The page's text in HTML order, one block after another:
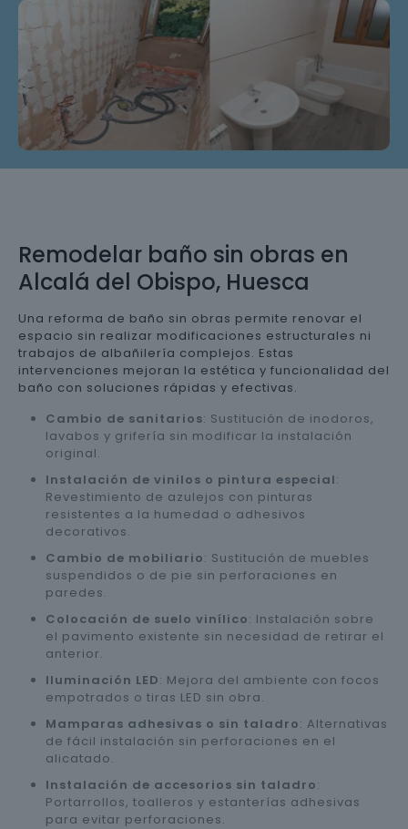
Remodelar baño sin obras en
Alcalá del Obispo, Huesca
Una reforma de baño sin obras permite renovar el
espacio sin realizar modificaciones estructurales ni
trabajos de albañilería complejos. Estas
intervenciones mejoran la estética y funcionalidad del
baño con soluciones rápidas y efectivas.
Cambio de sanitarios: Sustitución de inodoros,
lavabos y grifería sin modificar la instalación
original.
Instalación de vinilos o pintura especial:
Revestimiento de azulejos con pinturas
resistentes a la humedad o adhesivos
decorativos.
Cambio de mobiliario: Sustitución de muebles
suspendidos o de pie sin perforaciones en
paredes.
Colocación de suelo vinílico: Instalación sobre
el pavimento existente sin necesidad de retirar el
anterior.
Iluminación LED: Mejora del ambiente con focos
empotrados o tiras LED sin obra.
Mamparas adhesivas o sin taladro: Alternativas
de fácil instalación sin perforaciones en el
alicatado.
Instalación de accesorios sin taladro:
Portarrollos, toalleros y estanterías adhesivas
para evitar perforaciones.